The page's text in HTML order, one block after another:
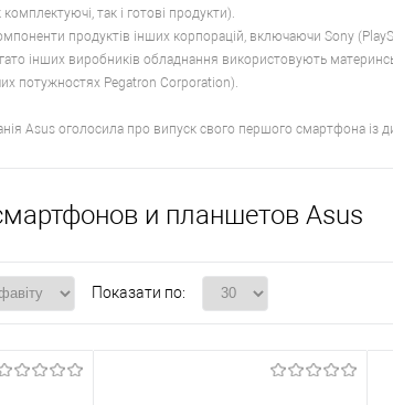
так і готові продукти).
продуктів інших корпорацій, включаючи Sony
інших виробників обладнання використовують
потужностях Pegatron Corporation).
Asus оголосила про випуск свого першого смартфона із
и планшетов Asus
Показати по: